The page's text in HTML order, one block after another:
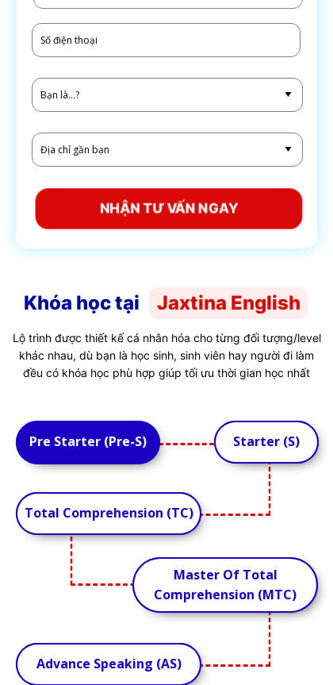
NHẬN TƯ VẤN NGAY
Lộ trình được thiết kế cá nhân hóa cho từng đối tượng/level
khác nhau, dù bạn là học sinh, sinh viên hay người đi làm
đều có khóa học phù hợp giúp tối ưu thời gian học nhất
Total Comprehension (TC)
Starter (S)
Pre Starter (Pre-S)
Pre Starter (Pre-S) Starter (S)
Total Comprehension (TC)
Master Of Total
Comprehension (MTC)
Master Of Total
Comprehension (MTC)
Advance Speaking (AS)
Advance Speaking (AS)
Khóa học tại Jaxtina English